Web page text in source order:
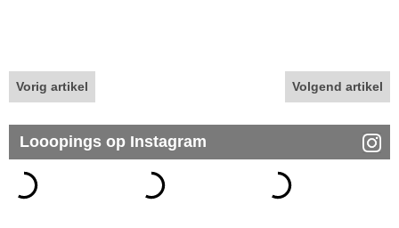
Vorig artikel Volgend artikel
Looopings op Instagram